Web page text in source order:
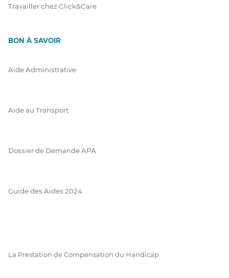
Travailler chez Click&Care
BON À SAVOIR
Aide Administrative
Aide au Transport
Dossier de Demande APA
Guide des Aides 2024
La Prestation de Compensation du Handicap